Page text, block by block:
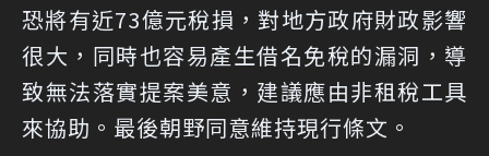
恐將有近73億元稅損，對地方政府財政影響
很大，同時也容易產生借名免稅的漏洞，導
致無法落實提案美意，建議應由非租稅工具
來協助。最後朝野同意維持現行條文。